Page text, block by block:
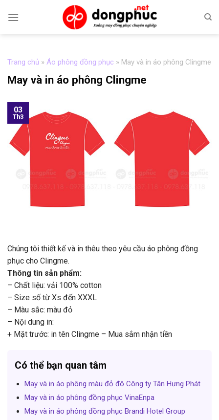
Trang chủ » Áo phông đồng phục » May và in áo phông Clingme
May và in áo phông Clingme
03
Th3
Chúng tôi thiết kế và in thêu theo yêu cầu áo phông đồng
phục cho Clingme.
Thông tin sản phẩm:
– Chất liệu: vải 100% cotton
– Size số từ Xs đến XXXL
– Màu sắc: màu đỏ
– Nội dung in:
+ Mặt trước: in tên Clingme – Mua sắm nhận tiền
Có thể bạn quan tâm
May và in áo phông màu đỏ đô Công ty Tân Hưng Phát
May và in áo phông đồng phục VinaEnpa
May và in áo phông đồng phục Brandi Hotel Group